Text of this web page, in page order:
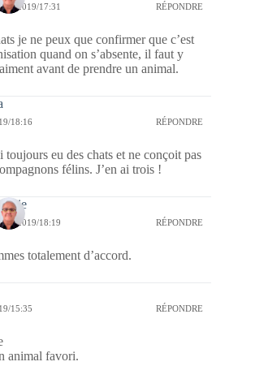
02/2019/17:31 RÉPONDRE
je ne peux que confirmer que c’est
quand on s’absente, il faut y
avant de prendre un animal.
18:16 RÉPONDRE
eu des chats et ne conçoit pas
félins. J’en ai trois !
02/2019/18:19 RÉPONDRE
totalement d’accord.
15:35 RÉPONDRE
animal favori.